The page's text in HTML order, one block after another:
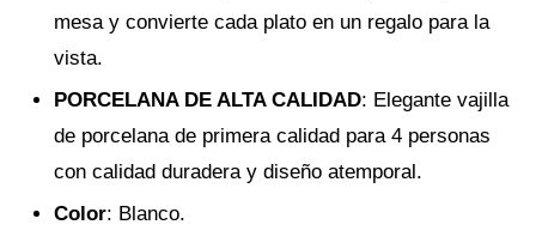
mesa y convierte cada plato en un regalo para la
vista.
PORCELANA DE ALTA CALIDAD: Elegante vajilla
de porcelana de primera calidad para 4 personas
con calidad duradera y diseño atemporal.
Color: Blanco.